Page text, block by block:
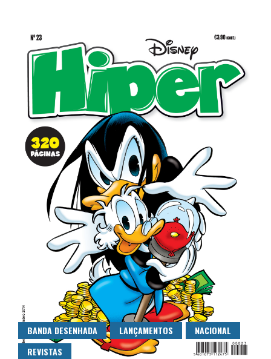
Central Comics
BANDA DESENHADA LANÇAMENTOS
NACIONAL
REVISTAS